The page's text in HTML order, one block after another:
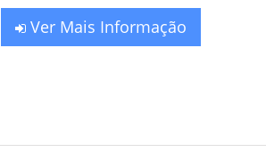
Ver Mais Informação